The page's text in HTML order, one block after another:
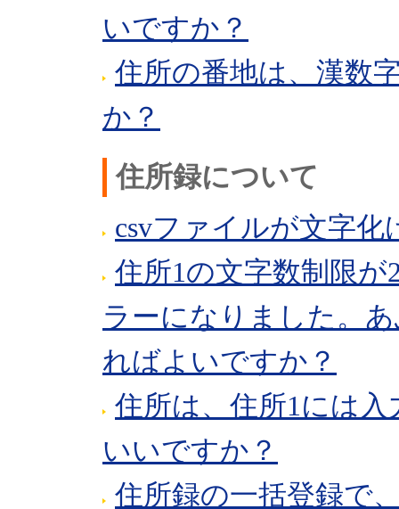
いですか？
住所の番地は、漢数
か？
住所録について
csvファイルが文字
住所1の文字数制限
ラーになりました。
ればよいですか？
住所は、住所1には
いいですか？
住所録の一括登録で